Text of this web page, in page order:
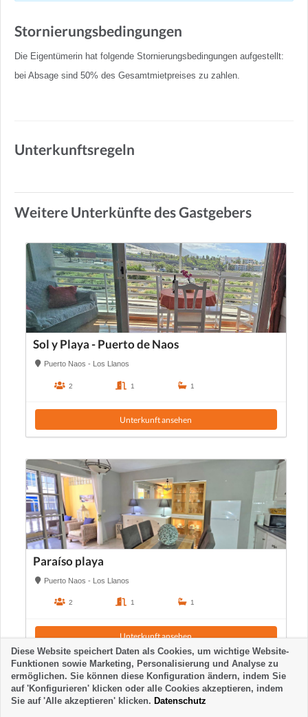
Stornierungsbedingungen
Die Eigentümerin hat folgende Stornierungsbedingungen aufgestellt:
bei Absage sind 50% des Gesamtmietpreises zu zahlen.
Unterkunftsregeln
Weitere Unterkünfte des Gastgebers
Sol y Playa - Puerto de Naos
Puerto Naos - Los Llanos
2 1 1
Unterkunft ansehen
Paraíso playa
Puerto Naos - Los Llanos
2 1 1
Unterkunft ansehen
Diese Website speichert Daten als Cookies, um wichtige Website-
Funktionen sowie Marketing, Personalisierung und Analyse zu
ermöglichen. Sie können diese Konfiguration ändern, indem Sie
auf 'Konfigurieren' klicken oder alle Cookies akzeptieren, indem
Sie auf 'Alle akzeptieren' klicken. Datenschutz